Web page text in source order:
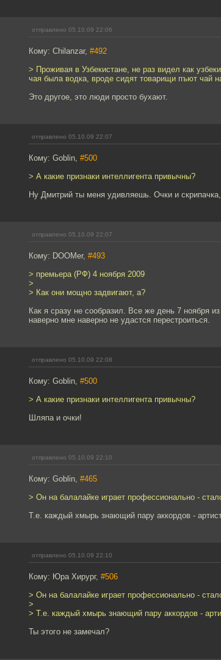
отправлено 05.10.09 22:06
Кому: Chilanzar, #492
> Проживая в Узбекистане, не раз видел как
чая была водка, вроде сидят товарищи пъют чай
Это другое, это люди просто бухают.
отправлено 05.10.09 22:07
Кому: Goblin, #500
> А какие признаки интеллигента привычны?
Ну Дмитрий ты меня удивляешь. Очки и
отправлено 05.10.09 22:07
Кому: DOOMer, #493
> премьера (РФ) 4 ноября 2009
>
> Как они мощно задвигают, а?
Как я сразу не сообразил. Все же день 7 ноября
наверно мне наверно не удастся перестроиться.
отправлено 05.10.09 22:08
Кому: Goblin, #500
> А какие признаки интеллигента привычны?
Шляпа и очки!
отправлено 05.10.09 22:10
Кому: Goblin, #465
> Он на балалайке играет профессионально -
Т.е. каждый хмырь знающий пару аккордов -
отправлено 05.10.09 22:10
Кому: Юра Хирург, #506
> Он на балалайке играет профессионально -
>
> Т.е. каждый хмырь знающий пару аккордов -
Ты этого не замечал?